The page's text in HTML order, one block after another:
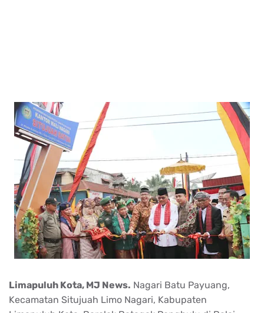
Limapuluh Kota, MJ News. Nagari Batu Payuang,
Kecamatan Situjuah Limo Nagari, Kabupaten